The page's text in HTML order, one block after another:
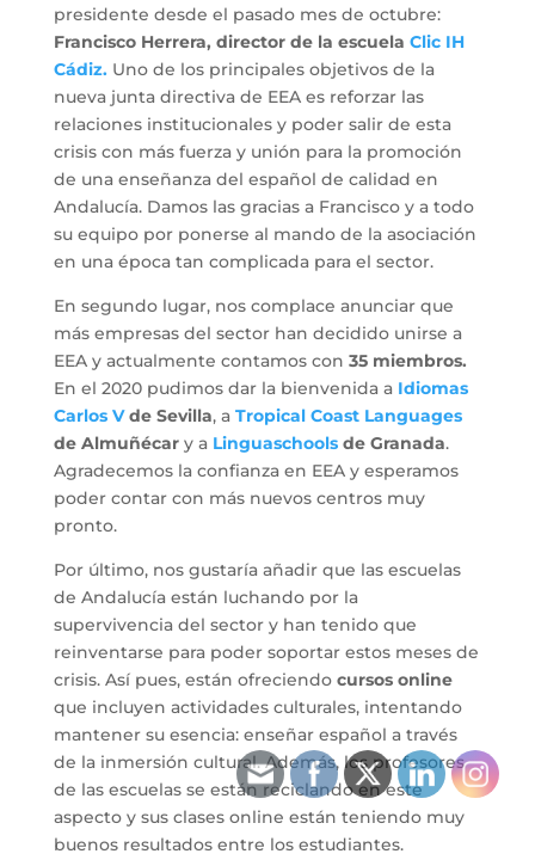
presidente desde el pasado mes de octubre:
Francisco Herrera, director de la escuela Clic IH
Cádiz. Uno de los principales objetivos de la
nueva junta directiva de EEA es reforzar las
relaciones institucionales y poder salir de esta
crisis con más fuerza y unión para la promoción
de una enseñanza del español de calidad en
Andalucía. Damos las gracias a Francisco y a todo
su equipo por ponerse al mando de la asociación
en una época tan complicada para el sector.
En segundo lugar, nos complace anunciar que
más empresas del sector han decidido unirse a
EEA y actualmente contamos con 35 miembros.
En el 2020 pudimos dar la bienvenida a Idiomas
Carlos Vde Sevilla, a Tropical Coast Languages
de Almuñécary a Linguaschools de Granada.
Agradecemos la confianza en EEA y esperamos
poder contar con más nuevos centros muy
pronto.
Por último, nos gustaría añadir que las escuelas
de Andalucía están luchando por la
supervivencia del sector y han tenido que
reinventarse para poder soportar estos meses de
crisis. Así pues, están ofreciendo cursos online
que incluyen actividades culturales, intentando
mantener su esencia: enseñar español a través
de la inmersión cultural. Además, los profesores
de las escuelas se están reciclando en este
aspecto y sus clases online están teniendo muy
buenos resultados entre los estudiantes.